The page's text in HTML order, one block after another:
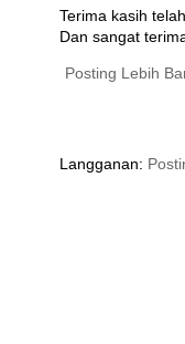
Terima kasih
Dan sangat
Posting Lebih
Langganan: